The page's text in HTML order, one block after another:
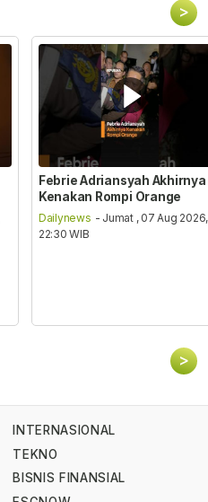
>
Febrie Adriansyah Akhirnya
Kenakan Rompi Orange
Dailynews - Jumat , 07 Aug 2026,
22:30 WIB
>
INTERNASIONAL
TEKNO
BISNIS FINANSIAL